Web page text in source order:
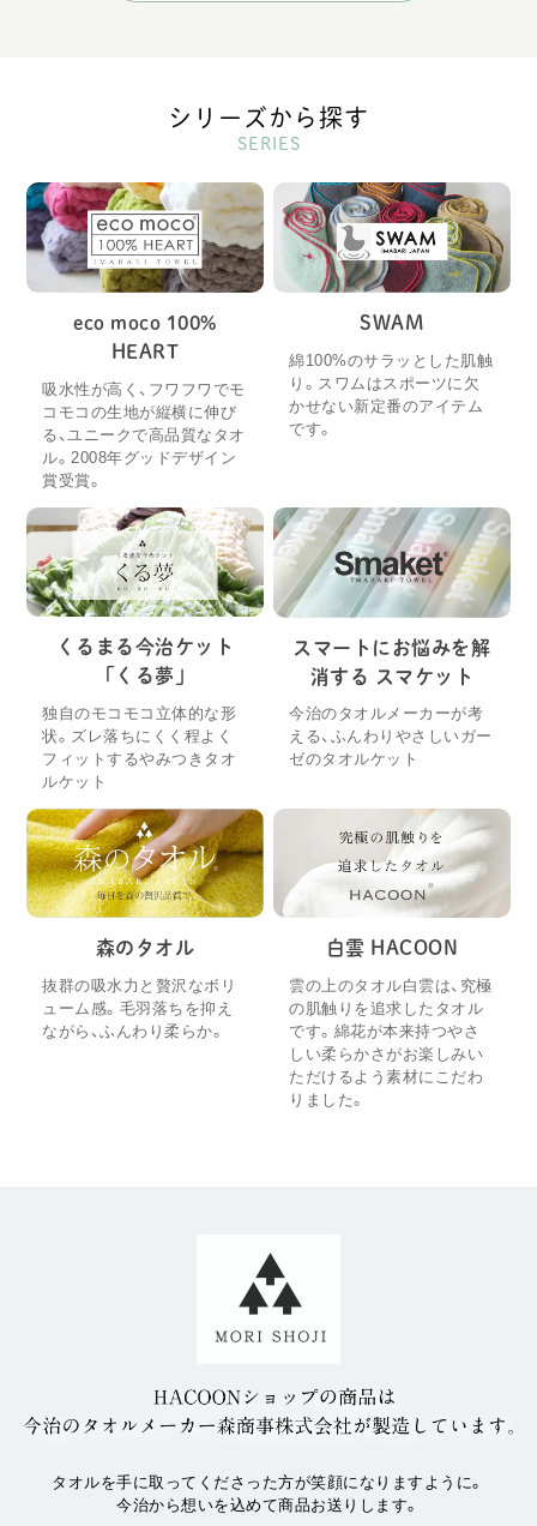
シリーズから探す
SERIES
eco moco 100%
HEART
吸水性が高く、フワフワでモ
コモコの生地が縦横に伸び
る、ユニークで高品質なタオ
ル。2008年グッドデザイン
賞受賞。
SWAM
綿100%のサラッとした肌触
り。スワムはスポーツに欠
かせない新定番のアイテム
です。
くるまる今治ケット
「くる夢」
独自のモコモコ立体的な形
状。ズレ落ちにくく程よく
フィットするやみつきタオ
ルケット
スマートにお悩みを解
消する スマケット
今治のタオルメーカーが考
える、ふんわりやさしいガー
ゼのタオルケット
森のタオル
抜群の吸水力と贅沢なボリ
ューム感。毛羽落ちを抑え
ながら、ふんわり柔らか。
白雲 HACOON
雲の上のタオル白雲は、究極
の肌触りを追求したタオル
です。綿花が本来持つやさ
しい柔らかさがお楽しみい
ただけるよう素材にこだわ
りました。
タオルを手に取ってくださった方が笑顔になりますように。
今治から想いを込めて商品お送りします。